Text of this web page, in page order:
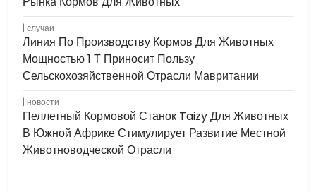
случаи
Линия По Производству Кормов Для Животных
Мощностью 1 Т Приносит Пользу
Сельскохозяйственной Отрасли Мавритании
новости
Пеллетный Кормовой Станок Taizy Для Животных
В Южной Африке Стимулирует Развитие Местной
Животноводческой Отрасли